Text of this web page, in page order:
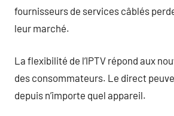
fournisseurs de services câblés
leur marché.
La flexibilité de l’IPTV répond aux
des consommateurs. Le direct
depuis n’importe quel appareil.